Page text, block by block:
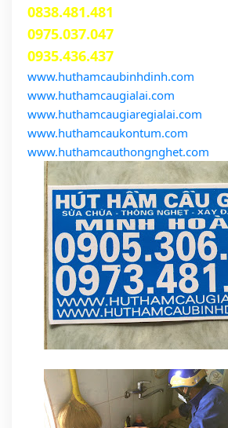
0838.481.481
0975.037.047
0935.436.437
www.huthamcaubinhdinh.com
www.huthamcaugialai.com
www.huthamcaugiaregialai.com
www.huthamcaukontum.com
www.huthamcauthongnghet.com